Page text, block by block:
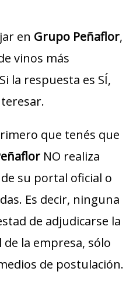
en Grupo Peñaflor,
vinos más
la respuesta es SÍ,
que tenés que
NO realiza
su portal oficial o
Es decir, ninguna
de adjudicarse la
la empresa, sólo
de postulación.